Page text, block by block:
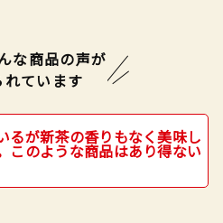
な商品の声が
ています
るが新茶の香りもなく美味し
このような商品はあり得ない